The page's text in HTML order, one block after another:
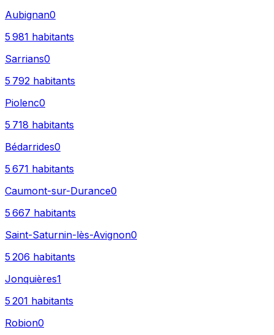
Aubignan0
5 981 habitants
Sarrians0
5 792 habitants
Piolenc0
5 718 habitants
Bédarrides0
5 671 habitants
Caumont-sur-Durance0
5 667 habitants
Saint-Saturnin-lès-Avignon0
5 206 habitants
Jonquières1
5 201 habitants
Robion0